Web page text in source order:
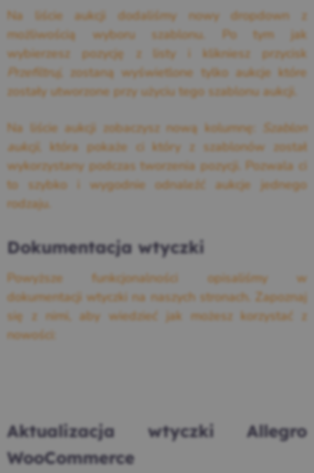
Na liście aukcji dodaliśmy nowy dropdown z
możliwością wyboru szablonu. Po tym jak
wybierzesz pozycję z listy i klikniesz przycisk
Przefiltruj, zostaną wyświetlone tylko aukcje które
zostały utworzone przy użyciu tego szablonu aukcji.
Na liście aukcji zobaczysz nową kolumnę:
Szablon
aukcji, która pokaże ci który z szablonów został
wykorzystany podczas tworzenia pozycji. Pozwala ci
to szybko i wygodnie odnaleźć aukcje jednego
rodzaju.
Dokumentacja wtyczki
Powyższe funkcjonalności opisaliśmy w
dokumentacji wtyczki na naszych stronach. Zapoznaj
się z nimi, aby wiedzieć jak możesz korzystać z
nowości:
Aktualizacja wtyczki Allegro
WooCommerce